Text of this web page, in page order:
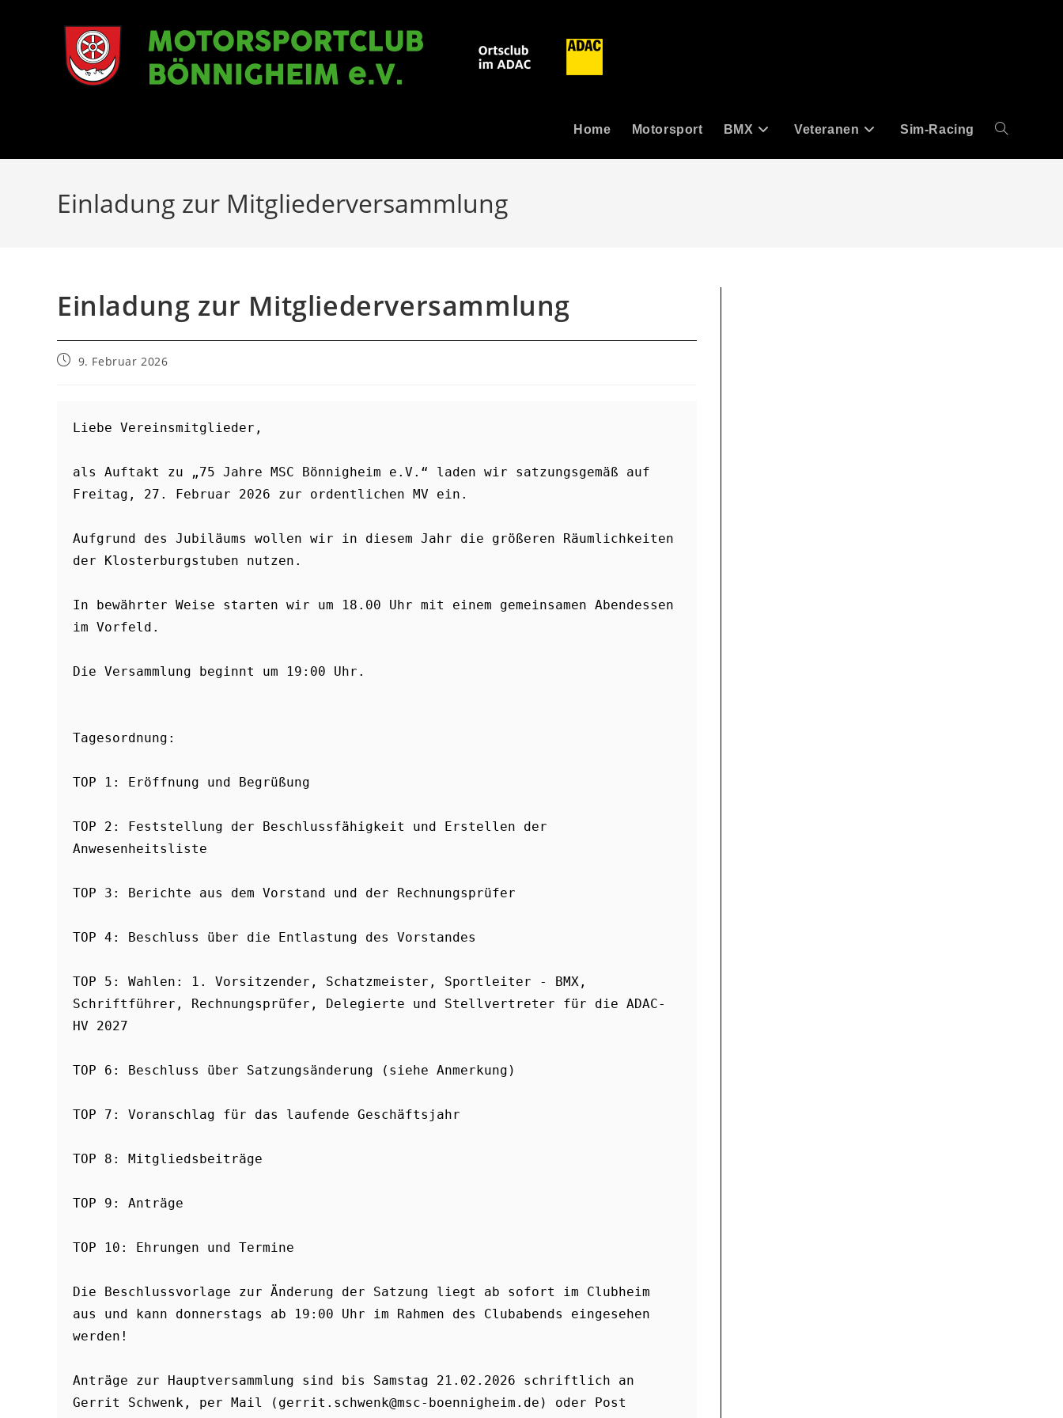
Home Motorsport BMX Veteranen Sim-Racing Website-
Einladung zur Mitgliederversammlung
Einladung zur Mitgliederversammlung
Beitrag9. Februar 2026
Liebe Vereinsmitglieder,
als Auftakt zu „75 Jahre MSC Bönnigheim e.V.“ laden wir satzungsgemäß auf
Freitag, 27. Februar 2026 zur ordentlichen MV ein.
Aufgrund des Jubiläums wollen wir in diesem Jahr die größeren Räumlichkeiten
der Klosterburgstuben nutzen.
In bewährter Weise starten wir um 18.00 Uhr mit einem gemeinsamen Abendessen
im Vorfeld.
Die Versammlung beginnt um 19:00 Uhr.
Tagesordnung:
TOP 1: Eröffnung und Begrüßung
TOP 2: Feststellung der Beschlussfähigkeit und Erstellen der
Anwesenheitsliste
TOP 3: Berichte aus dem Vorstand und der Rechnungsprüfer
TOP 4: Beschluss über die Entlastung des Vorstandes
TOP 5: Wahlen: 1. Vorsitzender, Schatzmeister, Sportleiter - BMX,
Schriftführer, Rechnungsprüfer, Delegierte und Stellvertreter für die ADAC-
HV 2027
TOP 6: Beschluss über Satzungsänderung (siehe Anmerkung)
TOP 7: Voranschlag für das laufende Geschäftsjahr
TOP 8: Mitgliedsbeiträge
TOP 9: Anträge
TOP 10: Ehrungen und Termine
Die Beschlussvorlage zur Änderung der Satzung liegt ab sofort im Clubheim
aus und kann donnerstags ab 19:00 Uhr im Rahmen des Clubabends eingesehen
werden!
Anträge zur Hauptversammlung sind bis Samstag 21.02.2026 schriftlich an
Gerrit Schwenk, per Mail (gerrit.schwenk@msc-boennigheim.de) oder Post